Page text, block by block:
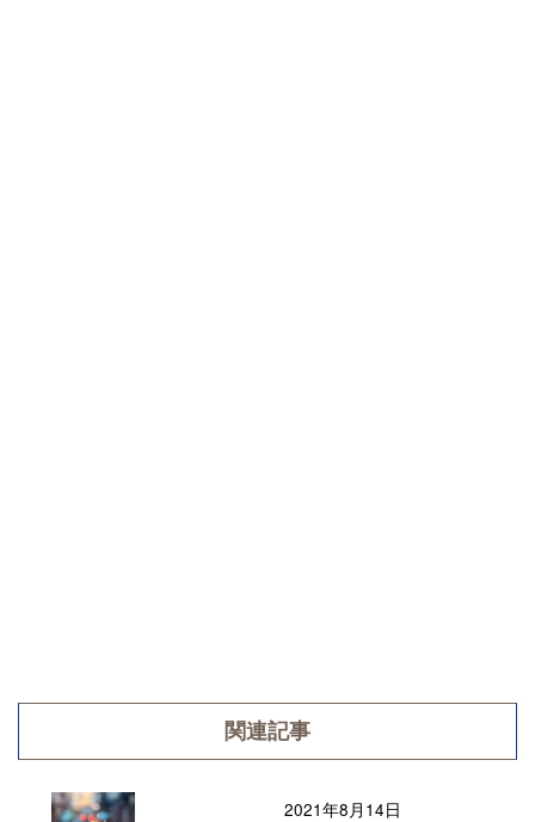
関連記事
2021年8月14日